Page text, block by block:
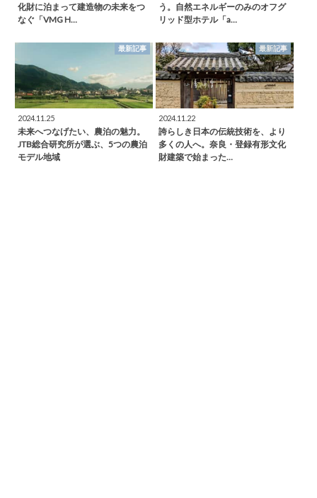
化財に泊まって建造物の未来をつ
なぐ「VMG H…
う。自然エネルギーのみのオフグ
リッド型ホテル「a…
最新記事
2024.11.25
未来へつなげたい、農泊の魅力。
JTB総合研究所が選ぶ、5つの農泊
モデル地域
最新記事
2024.11.22
誇らしき日本の伝統技術を、より
多くの人へ。奈良・登録有形文化
財建築で始まった…